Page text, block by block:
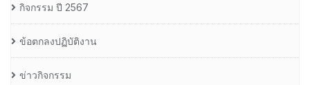
กิจกรรม ปี 2567
ข้อตกลงปฏิบัติงาน
ข่าวกิจกรรม